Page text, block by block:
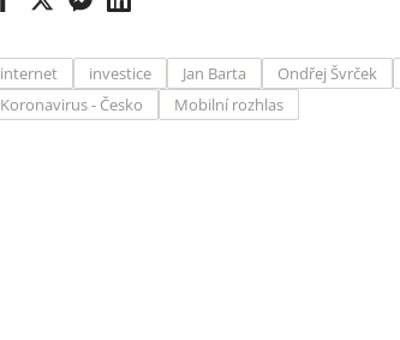
internet investice Jan Barta Ondřej Švrček
Koronavirus - Česko
Mobilní rozhlas